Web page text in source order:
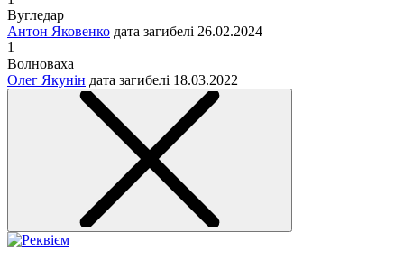
Вугледар
Антон Яковенко дата загибелі 26.02.2024
1
Волноваха
Олег Якунін дата загибелі 18.03.2022